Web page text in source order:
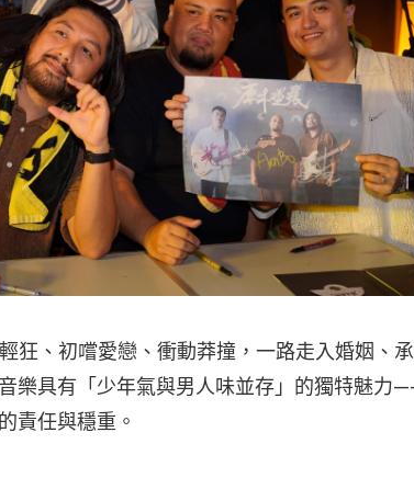
狂、初嚐愛戀、衝動莽撞，一路走入婚姻、
樂具有「少年氣與男人味並存」的獨特魅力
責任與穩重。